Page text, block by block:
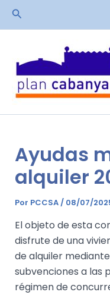
Buscar
Ayudas
alquiler
Por PCCSA/ 08/07/
El objeto de esta
disfrute de una
de alquiler
subvenciones a las
régimen de